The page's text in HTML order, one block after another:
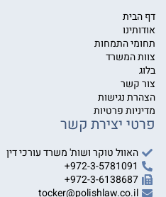
דף הבית
אודותינו
תחומי התמחות
צוות המשרד
בלוג
צור קשר
הצהרת נגישות
מדיניות פרטיות
פרטי יצירת קשר
האוול טוקר ושות' משרד עורכי דין
972-3-5781091+
972-3-6138687+
tocker@polishlaw.co.il